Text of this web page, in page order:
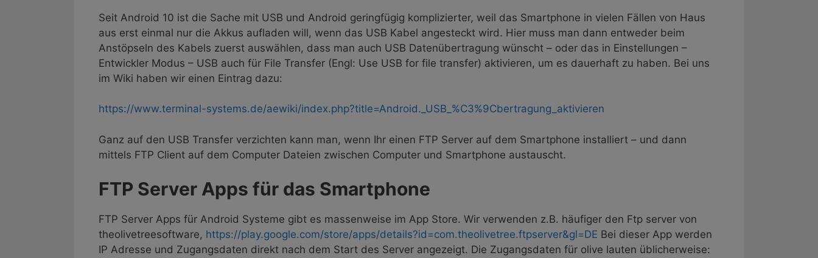
Seit Android 10 ist die Sache mit USB und Android geringfügig komplizierter, weil das Smartphone in vielen Fällen von Haus
aus erst einmal nur die Akkus aufladen will, wenn das USB Kabel angesteckt wird. Hier muss man dann entweder beim
Anstöpseln des Kabels zuerst auswählen, dass man auch USB Datenübertragung wünscht – oder das in Einstellungen –
Entwickler Modus – USB auch für File Transfer (Engl: Use USB for file transfer) aktivieren, um es dauerhaft zu haben. Bei uns
im Wiki haben wir einen Eintrag dazu:
https://www.terminal-systems.de/aewiki/index.php?title=Android._USB_%C3%9Cbertragung_aktivieren
Ganz auf den USB Transfer verzichten kann man, wenn Ihr einen FTP Server auf dem Smartphone installiert – und dann
mittels FTP Client auf dem Computer Dateien zwischen Computer und Smartphone austauscht.
​FTP Server Apps für das Smartphone
FTP Server Apps für Android Systeme gibt es massenweise im App Store. Wir verwenden z.B. häufiger den Ftp server von
theolivetreesoftware, https://play.google.com/store/apps/details?id=com.theolivetree.ftpserver&gl=DE Bei dieser App werden
IP Adresse und Zugangsdaten direkt nach dem Start des Server angezeigt. Die Zugangsdaten für olive lauten üblicherweise: